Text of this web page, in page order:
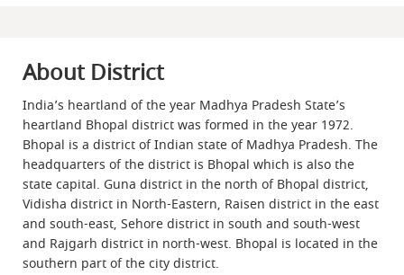
About District
India’s heartland of the year Madhya Pradesh State’s
heartland Bhopal district was formed in the year 1972.
Bhopal is a district of Indian state of Madhya Pradesh. The
headquarters of the district is Bhopal which is also the
state capital. Guna district in the north of Bhopal district,
Vidisha district in North-Eastern, Raisen district in the east
and south-east, Sehore district in south and south-west
and Rajgarh district in north-west. Bhopal is located in the
southern part of the city district.